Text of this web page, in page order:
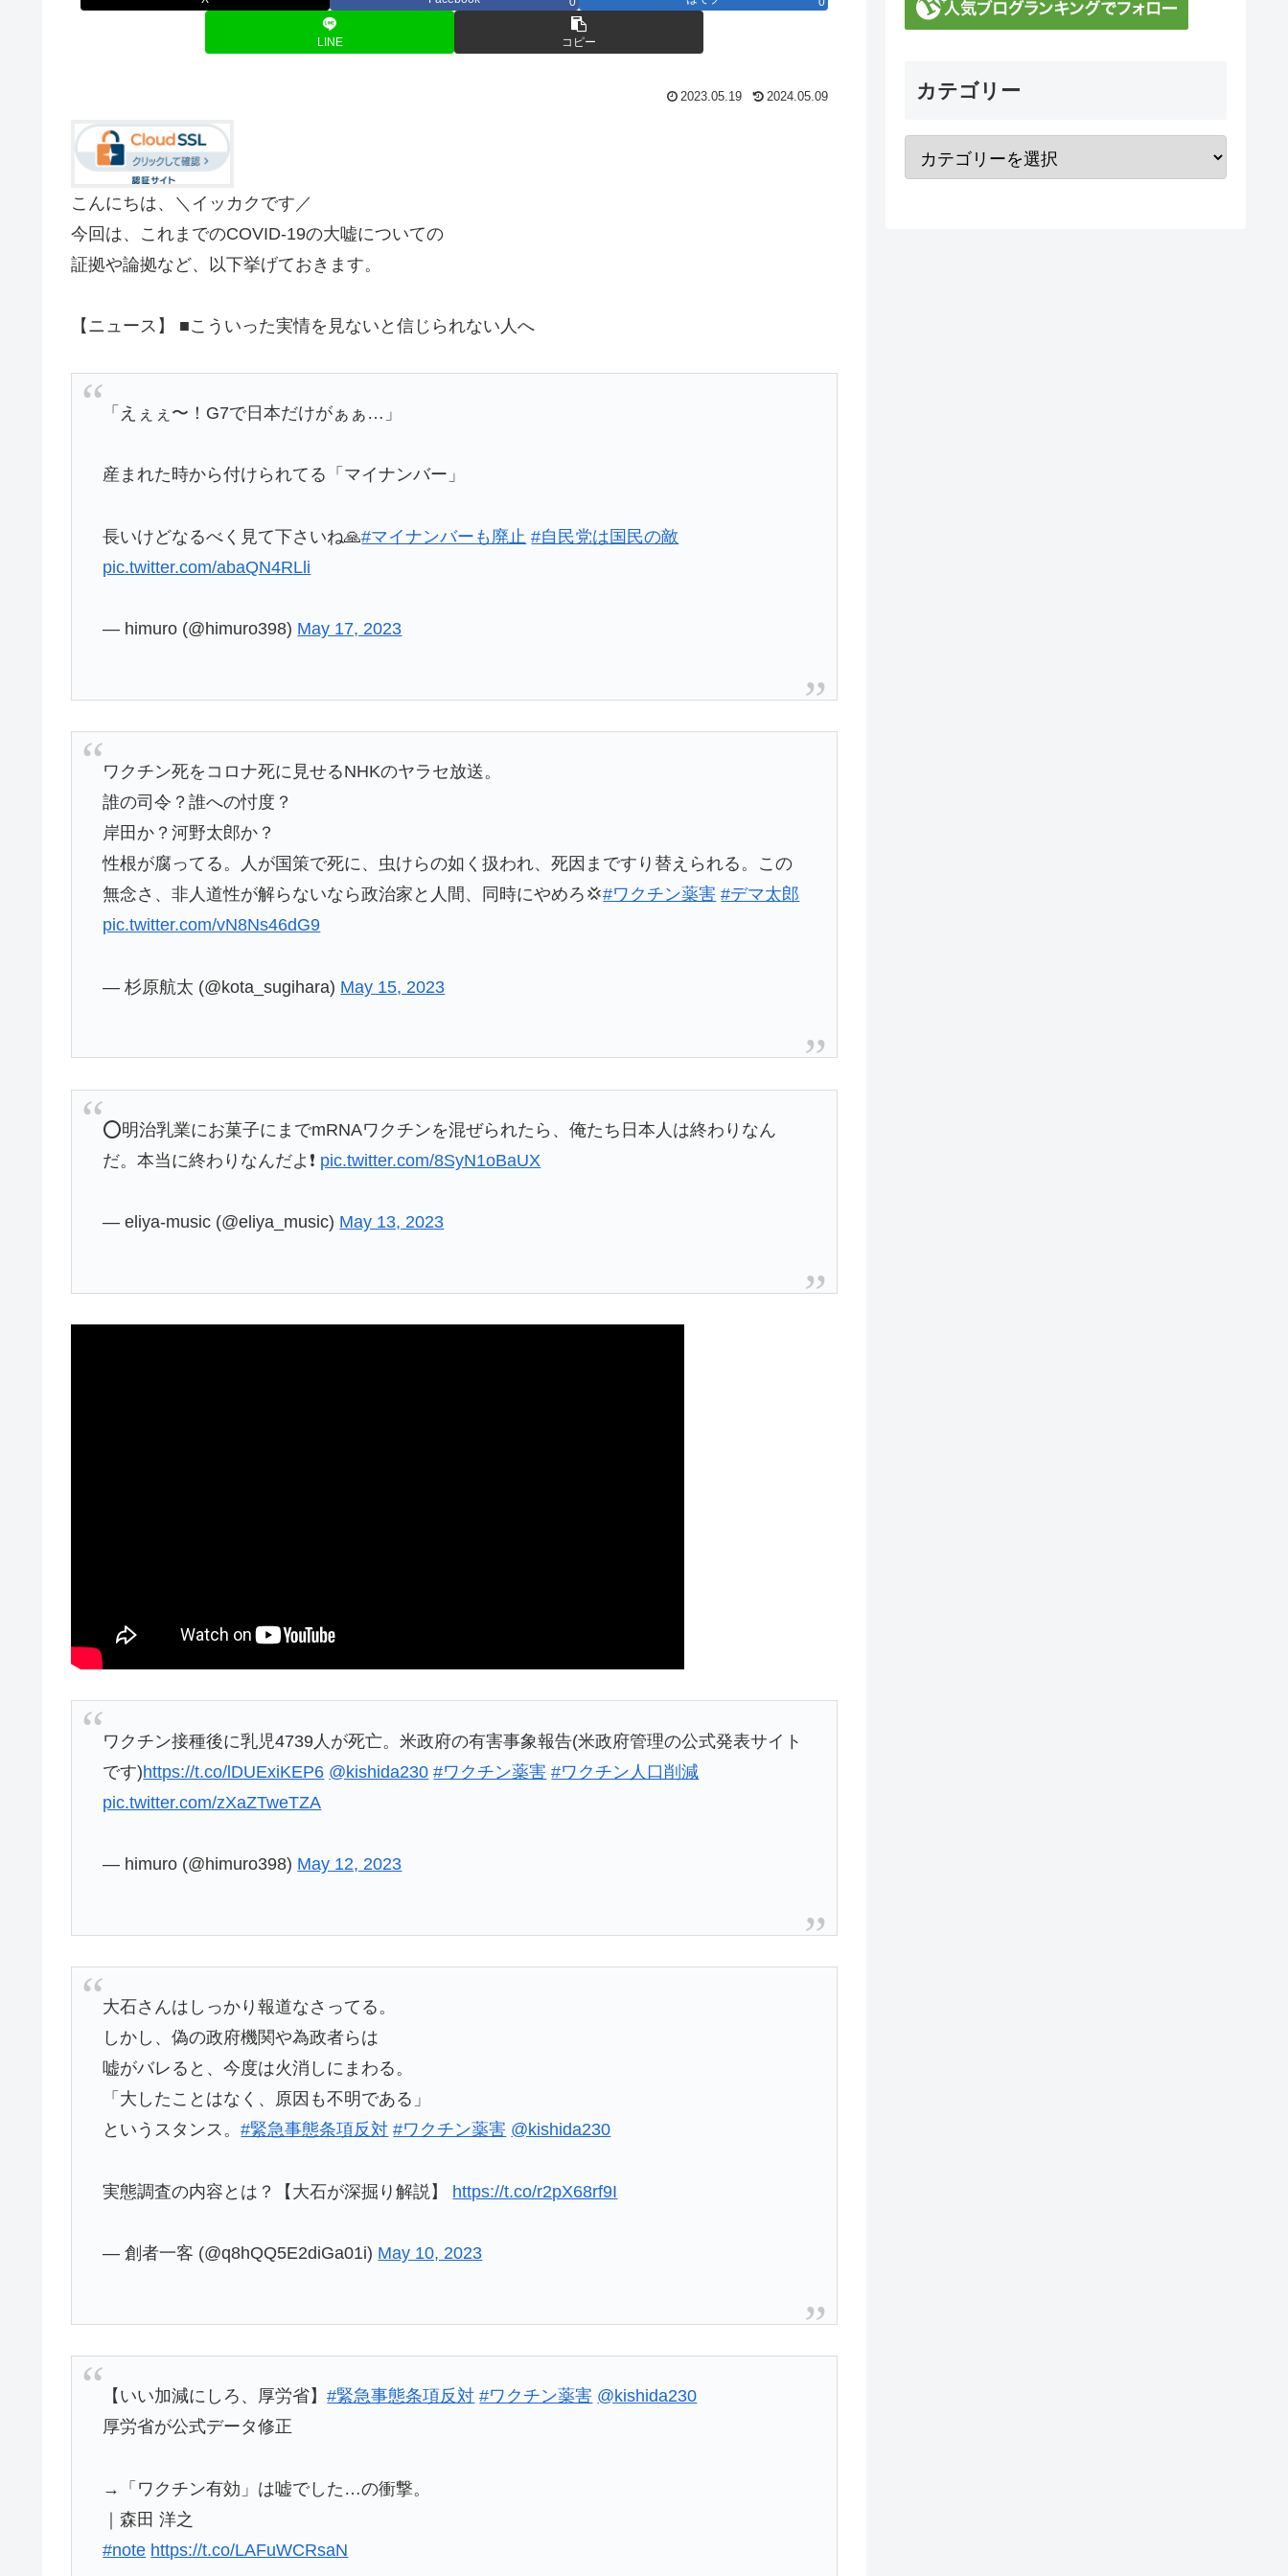
LINE コピー
2023.05.19 2024.05.09
こんにちは、＼イッカクです／
今回は、これまでのCOVID-19の大嘘についての
証拠や論拠など、以下挙げておきます。
【ニュース】 ■こういった実情を見ないと信じられない人へ
「えぇぇ〜！G7で日本だけがぁぁ…」
産まれた時から付けられてる「マイナンバー」
長いけどなるべく見て下さいね🙏#マイナンバーも廃止 #自民党は国民の敵
pic.twitter.com/abaQN4RLli
— himuro (@himuro398) May 17, 2023
ワクチン死をコロナ死に見せるNHKのヤラセ放送。
誰の司令？誰への忖度？
岸田か？河野太郎か？
性根が腐ってる。人が国策で死に、虫けらの如く扱われ、死因まですり替えられる。この
無念さ、非人道性が解らないなら政治家と人間、同時にやめろ💢#ワクチン薬害 #デマ太郎
pic.twitter.com/vN8Ns46dG9
— 杉原航太 (@kota_sugihara) May 15, 2023
⭕明治乳業にお菓子にまでmRNAワクチンを混ぜられたら、俺たち日本人は終わりなん
だ。本当に終わりなんだよ❗ pic.twitter.com/8SyN1oBaUX
— eliya-music (@eliya_music) May 13, 2023
ワクチン接種後に乳児4739人が死亡。米政府の有害事象報告(米政府管理の公式発表サイト
です)https://t.co/lDUExiKEP6 @kishida230 #ワクチン薬害 #ワクチン人口削減
pic.twitter.com/zXaZTweTZA
— himuro (@himuro398) May 12, 2023
大石さんはしっかり報道なさってる。
しかし、偽の政府機関や為政者らは
嘘がバレると、今度は火消しにまわる。
「大したことはなく、原因も不明である」
というスタンス。#緊急事態条項反対 #ワクチン薬害 @kishida230
実態調査の内容とは？【大石が深掘り解説】 https://t.co/r2pX68rf9I
— 創者一客 (@q8hQQ5E2diGa01i) May 10, 2023
【いい加減にしろ、厚労省】#緊急事態条項反対 #ワクチン薬害 @kishida230
厚労省が公式データ修正
→「ワクチン有効」は嘘でした…の衝撃。
｜森田 洋之
#note https://t.co/LAFuWCRsaN
カテゴリー